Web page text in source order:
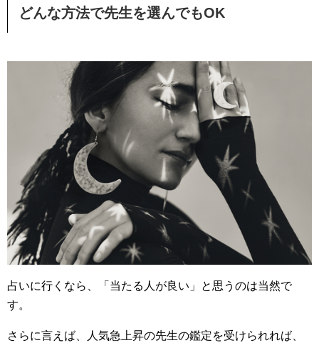
どんな方法で先生を選んでもOK
占いに行くなら、「当たる人が良い」と思うのは当然で
す。
さらに言えば、人気急上昇の先生の鑑定を受けられれば、